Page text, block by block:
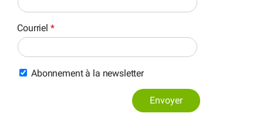
Courriel *
Abonnement à la newsletter
Envoyer